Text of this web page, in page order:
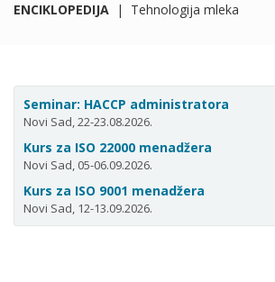
ENCIKLOPEDIJA | Tehnologija mleka
Seminar: HACCP administratora
Novi Sad, 22-23.08.2026.
Kurs za ISO 22000 menadžera
Novi Sad, 05-06.09.2026.
Kurs za ISO 9001 menadžera
Novi Sad, 12-13.09.2026.